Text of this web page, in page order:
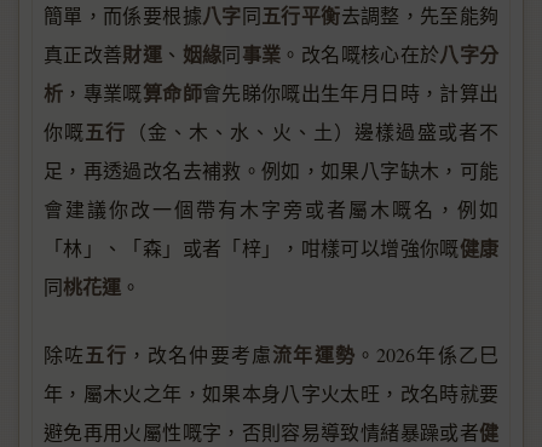
簡單，而係要根據八字同五行平衡去調整，先至能夠
真正改善財運 、 姻緣同事業 。改名嘅核心在於八字分
析 ，專業嘅算命師會先睇你嘅出生年月日時，計算出
你嘅五行 （金、木、水、火、土）邊樣過盛或者不
足，再透過改名去補救。例如，如果八字缺木，可能
會建議你改一個帶有木字旁或者屬木嘅名，例如
「林」、「森」或者「梓」，咁樣可以增強你嘅健康
同桃花運 。
除咗五行 ，改名仲要考慮流年運勢 。2026年係乙巳
年，屬木火之年，如果本身八字火太旺，改名時就要
避免再用火屬性嘅字，否則容易導致情緒暴躁或者健